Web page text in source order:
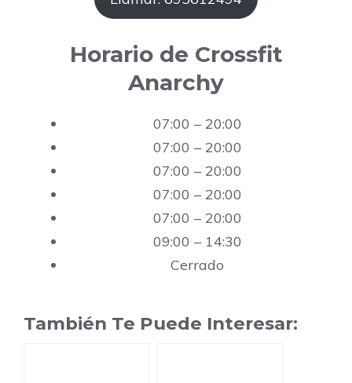
Horario de Crossfit
Anarchy
07:00 – 20:00
07:00 – 20:00
07:00 – 20:00
07:00 – 20:00
07:00 – 20:00
09:00 – 14:30
Cerrado
También Te Puede Interesar: